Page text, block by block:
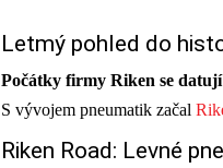
Letmý pohled do
Počátky firmy Riken se
S vývojem pneumatik začal
Riken Road: Levné